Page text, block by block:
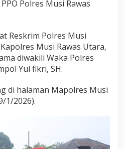
Polres Musi Rawas
Reskrim Polres Musi
Musi Rawas Utara,
diwakili Waka Polres
Yul fikri, SH.
di halaman Mapolres Musi
1/2026).